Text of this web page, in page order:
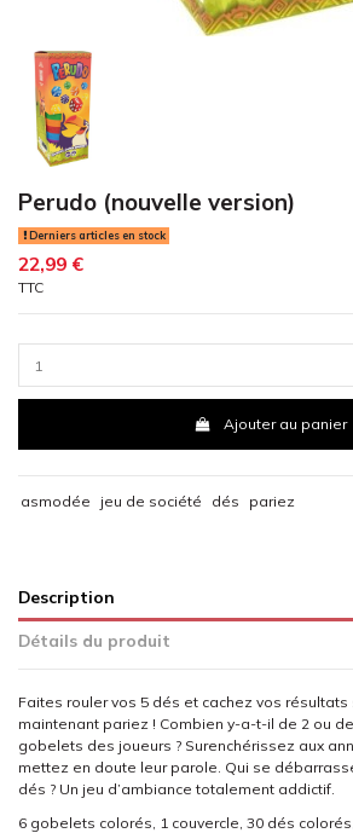
Perudo (nouvelle version)
Derniers articles en stock
22,99 €
TTC
Ajouter au panier
asmodée jeu de société dés pariez
Description
Détails du produit
Faites rouler vos 5 dés et cachez vos
maintenant pariez ! Combien y-a-t-il de 2 ou
gobelets des joueurs ? Surenchérissez aux
mettez en doute leur parole. Qui se
dés ? Un jeu d’ambiance totalement addictif.
6 gobelets colorés, 1 couvercle, 30 dés